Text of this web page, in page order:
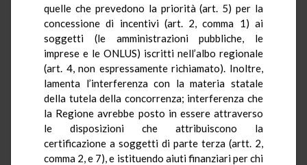
quelle che prevedono la priorità (art. 5) per la
concessione di incentivi (art. 2, comma 1) ai
soggetti (le amministrazioni pubbliche, le
imprese e le ONLUS) iscritti nell’albo regionale
(art. 4, non espressamente richiamato). Inoltre,
lamenta l’interferenza con la materia statale
della tutela della concorrenza; interferenza che
la Regione avrebbe posto in essere attraverso
le disposizioni che attribuiscono la
certificazione a soggetti di parte terza (artt. 2,
comma 2, e 7), e istituendo aiuti finanziari per chi